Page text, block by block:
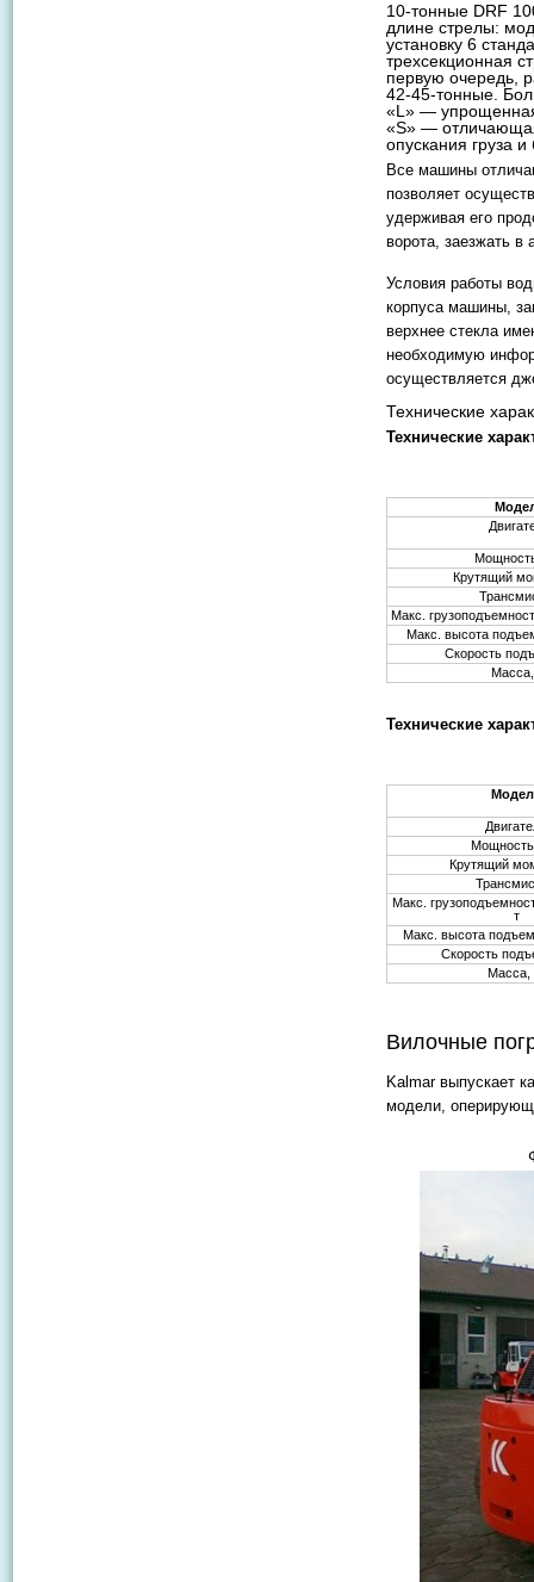
10-тонные DRF
длине стрелы:
установку 6
трехсекционная
первую очередь,
42-45-тонные.
«L» —
«S» —
опускания груза
Все машины
позволяет
удерживая его
ворота, заезжать в
Условия работы
корпуса машины,
верхнее стекла
необходимую
осуществляется
Технические
Технические
Крутящий
Макс.
Макс. высота
Скорость
Масса,
Технические
Крутящий
Макс.
т
Макс. высота
Скорость
Масса,
Вилочные
Kalmar выпускает
модели,